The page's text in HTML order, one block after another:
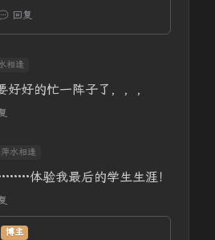
回复
相逢
好好的忙一阵子了，，，
水相逢
体验我最后的学生生涯！
博主